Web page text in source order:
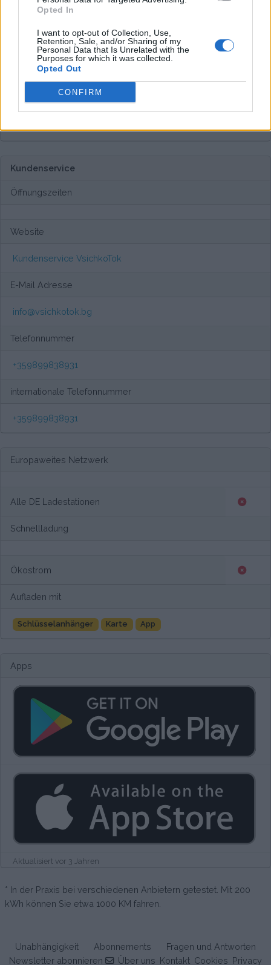
Opted In
I want to opt-out of Collection, Use,
Retention, Sale, and/or Sharing of my
Personal Data that Is Unrelated with the
Purposes for which it was collected.
Opted Out
CONFIRM
Ladeempfehlung
Kundenservice
Öffnungszeiten
Website
Kundenservice VsichkoTok
E-Mail Adresse
info@vsichkotok.bg
Telefonnummer
+359899838931
internationale Telefonnummer
+359899838931
Europaweites Netzwerk
Alle DE Ladestationen
Schnellladung
Ökostrom
Aufladen mit
Schlüsselanhänger Karte App
Apps
Aktualisiert vor 3 Jahren
* In der Praxis bei verschiedenen Anbietern getestet. Mit 200
kWh können Sie etwa 1000 KM fahren.
Unabhängigkeit Abonnements
Fragen und Antworten
Newsletter abonnieren
Über uns Kontakt Cookies Privacy